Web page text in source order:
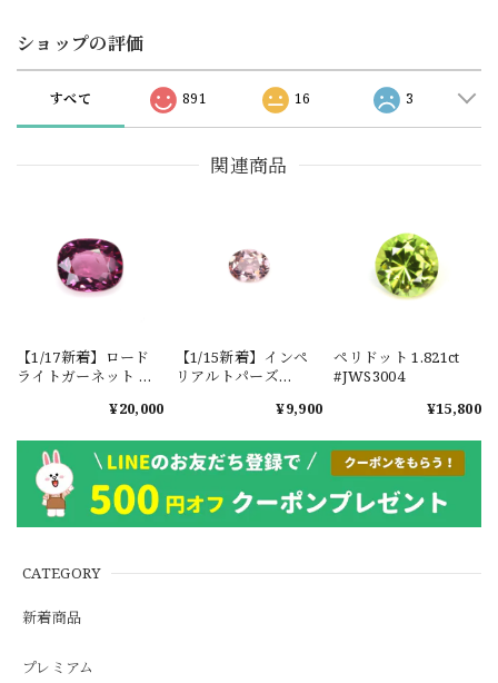
CATEGORY
新着商品
プレミアム
ショップの評価
すべて 891 16 3
関連商品
【1/17新着】ロード
ライトガーネット タ
1.601ct【ソーティン
¥20,000
【1/15新着】インペ
リアルトパーズ
¥9,900
ペリドット 1.821ct
#JWS3004
¥15,800